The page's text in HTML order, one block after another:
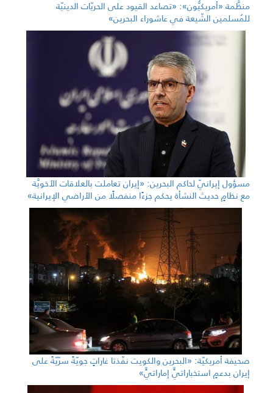
منظَّمة «أمريكيُّون»: «تصاعد القيود على الحريّات الدينيّة
للمُسلمين الشّيعة في عاشوراء البحرين»
مسؤول إيرانيّ لحاكم البحرين: «إيران تعاملت بالعلاقات الأخويَّة
مع نظامٍ حديث النشأة يحكم جزءًا منفصلًا من الأراضي الإيرانية»
صحيفة أمريكيّة: «البحرين والكويت نفّذتا غاراتٍ جويّةً سرّيّةً على
إيران بدعمٍ استخباراتيٍّ إماراتيٍّ»